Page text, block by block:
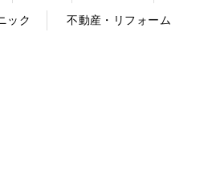
ック 不動産・リフォーム